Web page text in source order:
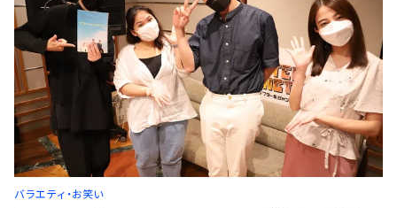
バラエティ・お笑い